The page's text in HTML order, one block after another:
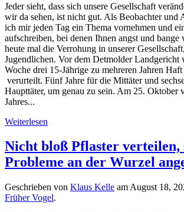
Jeder sieht, dass sich unsere Gesellschaft
wir da sehen, ist nicht gut. Als Beobachter und
ich mir jeden Tag ein Thema vornehmen und
aufschreiben, bei denen Ihnen angst und
heute mal die Verrohung in unserer
Jugendlichen. Vor dem Detmolder Landgericht
Woche drei 15-Jährige zu mehreren Jahren
verurteilt. Fünf Jahre für die Mittäter und
Haupttäter, um genau zu sein. Am 25. Oktober
Jahres...
Weiterlesen
Nicht bloß Pflaster verteilen,
Probleme an der Wurzel
Geschrieben von Klaus Kelle am August 18,
Früher Vogel.